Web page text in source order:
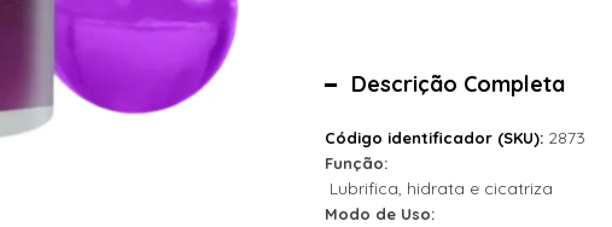
Descrição Completa
Código identificador (SKU): 2873
Função:
Lubrifica, hidrata e cicatriza
Modo de Uso: